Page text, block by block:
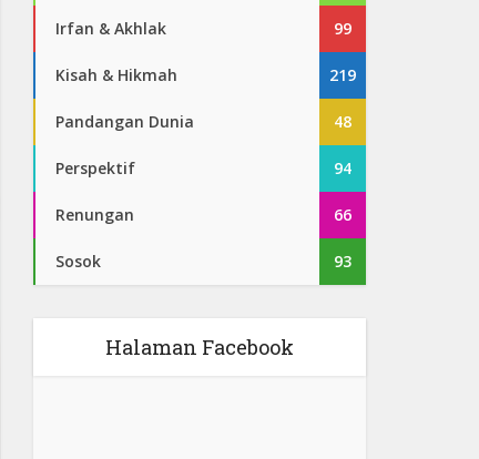
Irfan & Akhlak 99
Kisah & Hikmah 219
Pandangan Dunia 48
Perspektif 94
Renungan 66
Sosok 93
Halaman Facebook